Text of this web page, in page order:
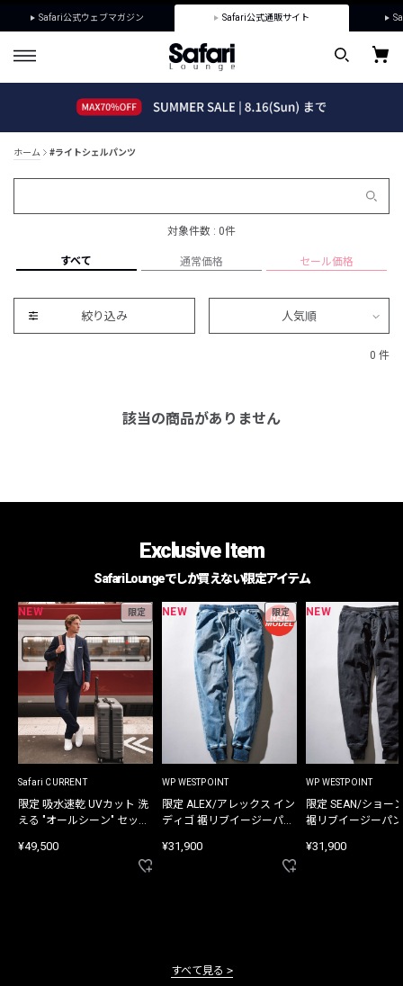
Safari公式ウェブマガジン Safari公式通販サイト
ホーム #ライトシェルパンツ
対象件数 : 0件
すべて 通常価格 セール価格
絞り込み 人気順
0 件
該当の商品がありません
Exclusive Item
Safari Loungeでしか買えない限定アイテム
NEW 限定
Safari CURRENT
限定 吸水速乾 UVカット 洗
える "オールシーン" セット
¥49,500
NEW 限定
WP WESTPOINT
限定 ALEX/アレックス イン
ディゴ 裾リブイージーパン
¥31,900
NEW
WP WESTPOINT
限定 SEAN/ショー
裾リブイージーパ
¥31,900
すべて見る